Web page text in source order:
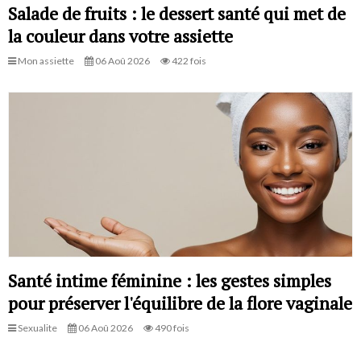
Salade de fruits : le dessert santé qui met de
la couleur dans votre assiette
Mon assiette 06 Aoû 2026 422 fois
Santé intime féminine : les gestes simples
pour préserver l'équilibre de la flore vaginale
Sexualite 06 Aoû 2026 490 fois